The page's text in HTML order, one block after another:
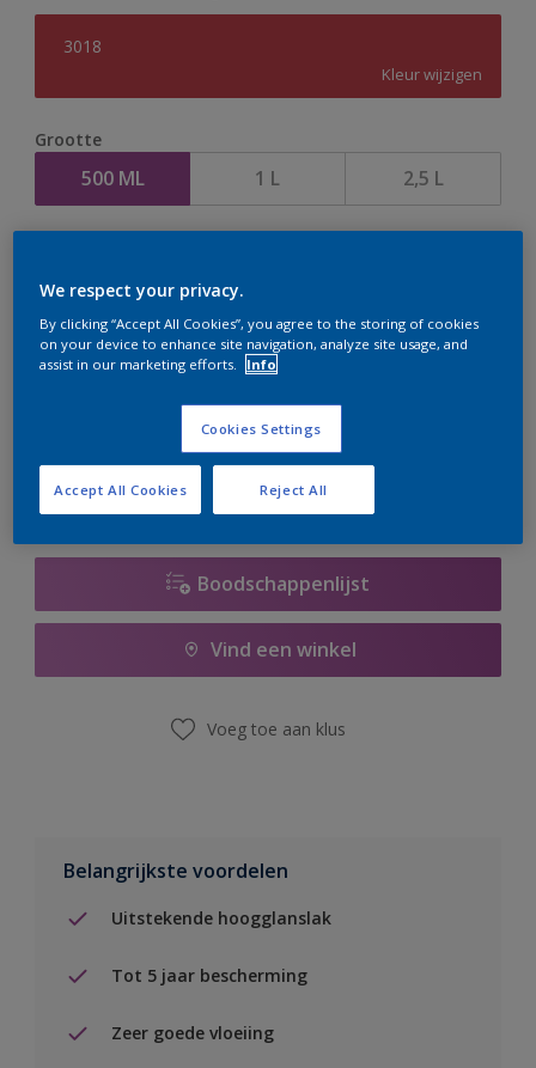
3018
Kleur wijzigen
Grootte
500 ML 1 L 2,5 L
Op dit moment is het niet mogelijk dit product online
te bestellen. Houd de website in de gaten, we werken
er hard aan om de voorraad aan te vullen.
Boodschappenlijst
Vind een winkel
Voeg toe aan klus
Belangrijkste voordelen
Uitstekende hoogglanslak
Tot 5 jaar bescherming
Zeer goede vloeiing
We respect your privacy.
By clicking “Accept All Cookies”, you agree to the storing of cookies
on your device to enhance site navigation, analyze site usage, and
assist in our marketing efforts.
Info
Cookies Settings
Reject All
Accept All Cookies